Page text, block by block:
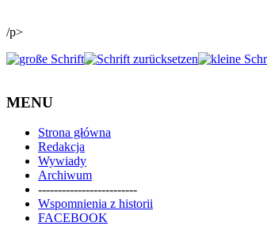
/p>
MENU
Strona główna
Redakcja
Wywiady
Archiwum
-------------------------
Wspomnienia z historii
FACEBOOK